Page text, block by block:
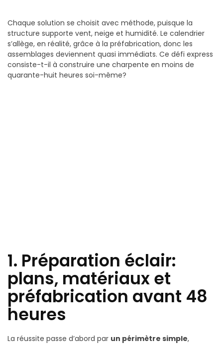
Chaque solution se choisit avec méthode, puisque la
structure supporte vent, neige et humidité. Le calendrier
s’allège, en réalité, grâce à la préfabrication, donc les
assemblages deviennent quasi immédiats. Ce défi express
consiste-t-il à construire une charpente en moins de
quarante-huit heures soi-même?
1. Préparation éclair:
plans, matériaux et
préfabrication avant 48
heures
La réussite passe d’abord par un périmètre simple,